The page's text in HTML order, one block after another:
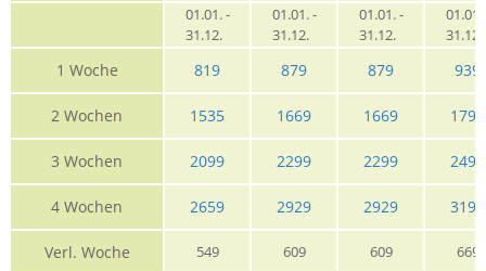
01.01. -
31.12.
01.01. -
31.12.
01.01. -
31.12.
01.01.
1 Woche 819 879 879 939
2 Wochen 1535 1669 1669 1799
3 Wochen 2099 2299 2299 2499
4 Wochen 2659 2929 2929 3199
Verl. Woche 549 609 609 669